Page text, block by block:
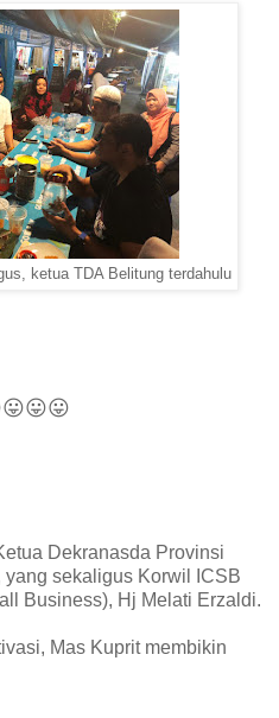
ketua TDA Belitung terdahulu
😛😛😛
Dekranasda Provinsi
sekaligus Korwil ICSB
Business), Hj Melati Erzaldi.
, Mas Kuprit membikin